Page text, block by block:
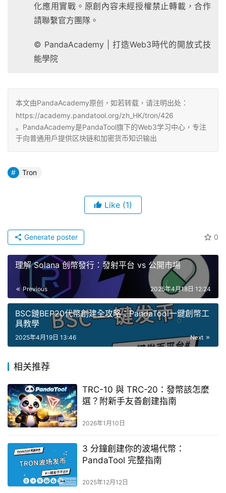
化應用實戰。原創內容未經授權禁止轉載，合作
請聯繫官方團隊。
© PandaAcademy | 打造Web3時代的開放式技
能學院
本文由PandaAcademy原创，如若转载，请注明出处：
https://academy.pandatool.org/zh_HK/tron/426
。PandaAcademy是PandaTool旗下的Web3学习中心，专注
于向普通用户提供区块链和加密货币知识输出
Tron
Like (1)
0
Generate poster
理解 Solana 创幣發行：發射平台 vs 公開市場
Previous 2025年4月18日 12:24
BSC鏈BEP20代幣創建全攻略：PandaTool一鍵創幣工
具教學
Next
2025年4月19日 13:46
相关推荐
TRC-10 與 TRC-20：發幣該怎麼
選？附新手友善創建指南
2026年1月10日
3 分鐘創建你的波場代幣：
PandaTool 完整指南
2025年12月12日